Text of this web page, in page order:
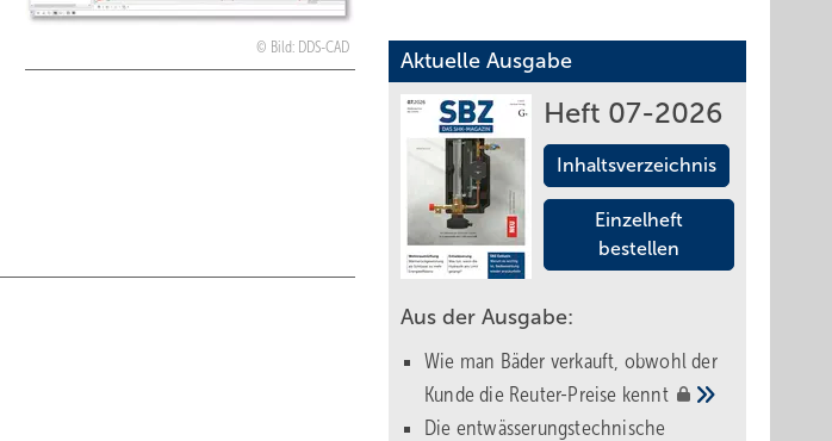
Bild: DDS-CAD
Aktuelle Ausgabe
Heft 07-2026
Inhaltsverzeichnis
Einzelheft
bestellen
Aus der Ausgabe:
Wie man Bäder verkauft, obwohl der
Kunde die Reuter-Preise kennt
Die entwässerungstechnische